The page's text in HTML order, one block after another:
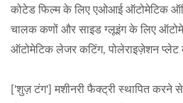
कोटेड फिल्म के लिए एओआई ऑटोमेटिक
चालक कणों और साइड ग्लूइंग के लिए
ऑटोमेटिक लेजर कटिंग, पोलेराइज़ेशन प्लेट
['शुज़ टंग'] मशीनरी फैक्ट्री स्थापित करने से